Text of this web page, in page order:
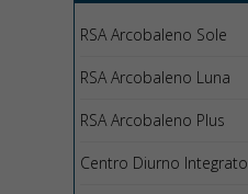
RSA Arcobaleno Sole
RSA Arcobaleno Luna
RSA Arcobaleno Plus
Centro Diurno Integrato